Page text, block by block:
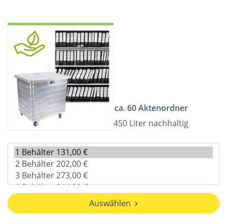
ca. 60 Aktenordner
450 Liter nachhaltig
Auswählen